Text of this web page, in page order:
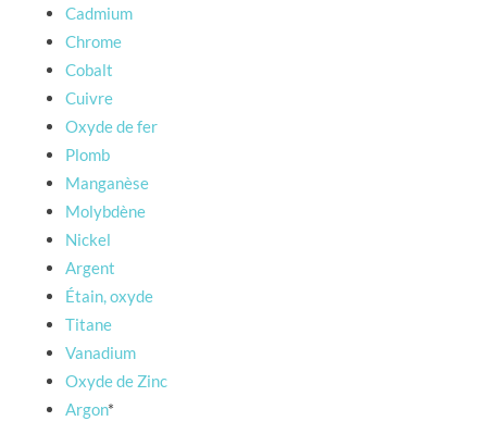
Cadmium
Chrome
Cobalt
Cuivre
Oxyde de fer
Plomb
Manganèse
Molybdène
Nickel
Argent
Étain, oxyde
Titane
Vanadium
Oxyde de Zinc
Argon*